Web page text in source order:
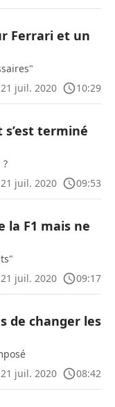
Ferrari et un
21 juil. 2020
10:29
s’est terminé
21 juil. 2020
09:53
la F1 mais ne
21 juil. 2020
09:17
de changer les
21 juil. 2020
08:42